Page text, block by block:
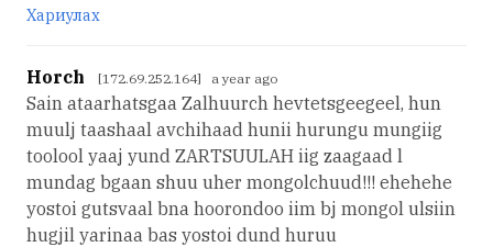
Хариулах
Horch [172.69.252.164] a year ago
Sain ataarhatsgaa Zalhuurch hevtetsgeegeel, hun
muulj taashaal avchihaad hunii hurungu mungiig
toolool yaaj yund ZARTSUULAH iig zaagaad l
mundag bgaan shuu uher mongolchuud!!! ehehehe
yostoi gutsvaal bna hoorondoo iim bj mongol ulsiin
hugjil yarinaa bas yostoi dund huruu